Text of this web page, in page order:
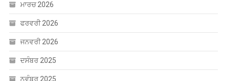
ਮਾਰਚ 2026
ਫਰਵਰੀ 2026
ਜਨਵਰੀ 2026
ਦਸੰਬਰ 2025
ਨਵੰਬਰ 2025